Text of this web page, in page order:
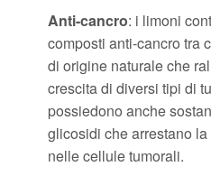
Anti-cancro: i limoni
composti anti-cancro tra
di origine naturale che
crescita di diversi tipi di
possiedono anche
glicosidi che arrestano
nelle cellule tumorali.